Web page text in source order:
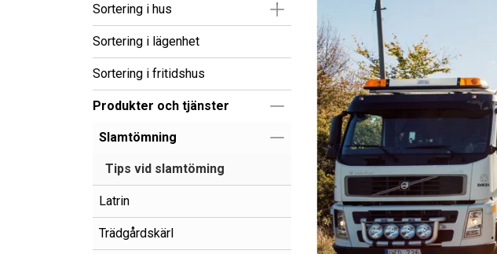
Sortering i hus Visa/Göm undermeny
Sortering i lägenhet
Sortering i fritidshus
Produkter och tjänster Visa/Göm undermeny
Slamtömning Visa/Göm undermeny
Tips vid slamtöming
Latrin
Trädgårdskärl